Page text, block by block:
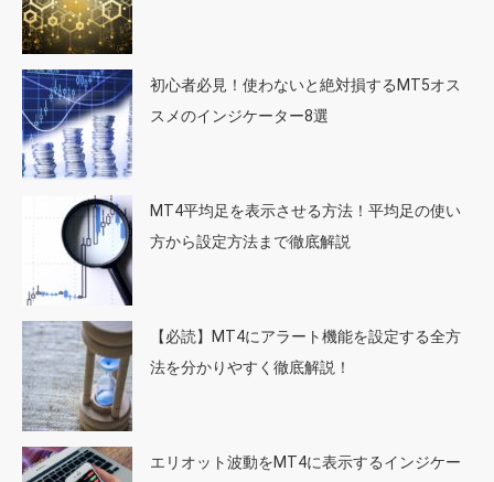
初心者必見！使わないと絶対損するMT5オス
スメのインジケーター8選
MT4平均足を表示させる方法！平均足の使い
方から設定方法まで徹底解説
【必読】MT4にアラート機能を設定する全方
法を分かりやすく徹底解説！
エリオット波動をMT4に表示するインジケー